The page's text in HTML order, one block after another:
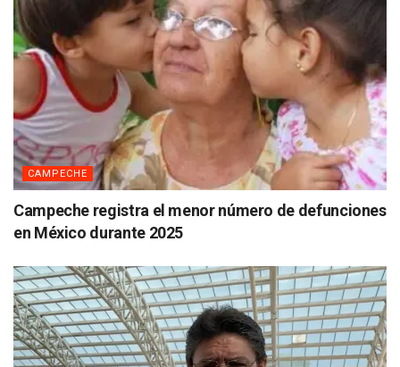
CAMPECHE
Campeche registra el menor número de defunciones
en México durante 2025